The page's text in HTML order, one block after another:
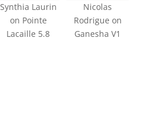
Synthia Laurin
on Pointe
Lacaille 5.8
Nicolas
Rodrigue on
Ganesha V1